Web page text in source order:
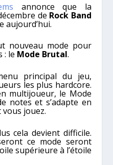
annonce que la
de Rock Band
aujourd’hui.
nouveau mode pour
: le Mode Brutal.
principal du jeu,
les plus hardcore.
multijoueur, le Mode
notes et s’adapte en
jouez.
cela devient difficile.
ce mode seront
supérieure à l’étoile